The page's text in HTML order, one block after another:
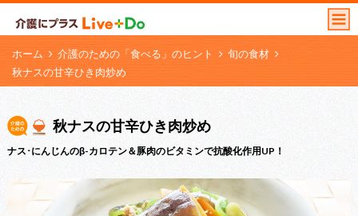
ホーム 介護のための「食べる」のヒント
旬の食材
秋ナスの甘辛ひき肉炒め
秋ナスの甘辛ひき肉炒め
ナス･にんじんのβ-カロテン＆豚肉のビタミンで抗酸化作用UP！